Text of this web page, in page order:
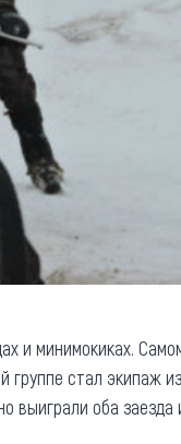
и минимокиках.
группе стал экипаж из
выиграли оба